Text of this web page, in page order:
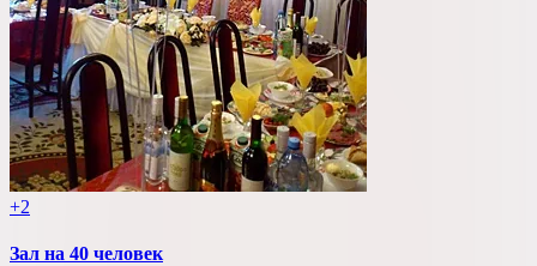
+2
Зал на 40 человек